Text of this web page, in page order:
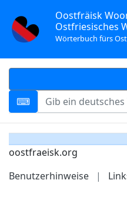
Oostfräisk
Ostfriesisches
Wörterbuch fürs
oostfraeisk.org
Benutzerhinweise
|